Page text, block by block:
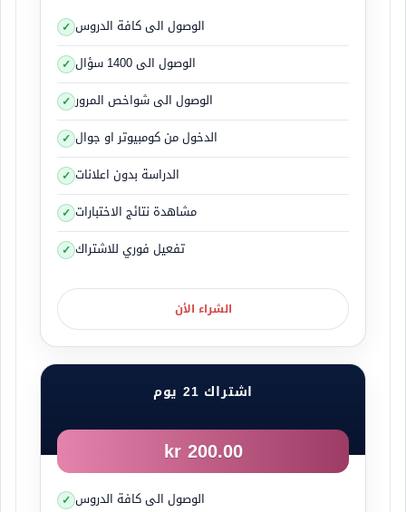
الوصول الى كافة الدروس
الوصول الى 1400 سؤال
الوصول الى شواخص المرور
الدخول من كومبيوتر او جوال
الدراسة بدون اعلانات
مشاهدة نتائج الاختبارات
تفعيل فوري للاشتراك
الشراء الأن
اشتراك 21 يوم
200.00 kr
الوصول الى كافة الدروس